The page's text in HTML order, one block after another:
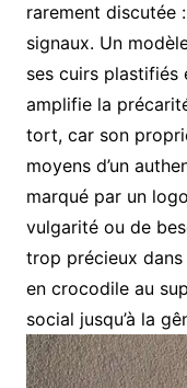
rarement discutée
signaux. Un
ses cuirs plastifiés
amplifie la
tort, car son
moyens d’un
marqué par un
vulgarité ou de
trop précieux dans
en crocodile au
social jusqu’à la